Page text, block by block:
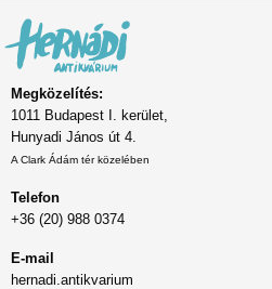
Megközelítés:
1011 Budapest I. kerület,
Hunyadi János út 4.
A Clark Ádám tér közelében
Telefon
+36 (20) 988 0374
E-mail
hernadi.antikvarium